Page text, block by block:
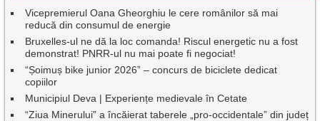
Vicepremierul Oana Gheorghiu le cere românilor să mai
reducă din consumul de energie
Bruxelles-ul ne dă la loc comanda! Riscul energetic nu a fost
demonstrat! PNRR-ul nu mai poate fi negociat!
“Șoimuș bike junior 2026” – concurs de biciclete dedicat
copiilor
Municipiul Deva | Experiențe medievale în Cetate
“Ziua Minerului” a încăierat taberele „pro-occidentale” din județ